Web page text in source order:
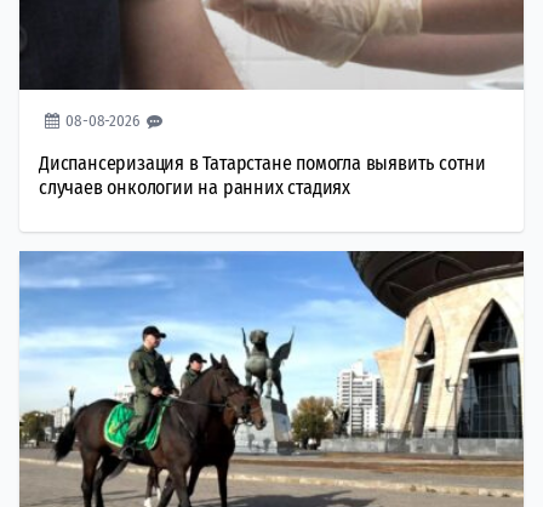
08-08-2026
Диспансеризация в Татарстане помогла выявить сотни
случаев онкологии на ранних стадиях